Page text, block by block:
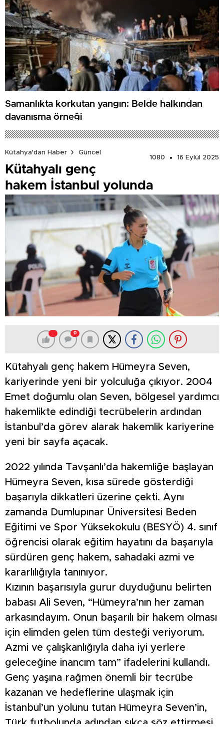
Samanlıkta korkutan yangın: Belde halkından
dayanışma örneği
Kütahya'dan Haber
Güncel
1080
16 Eylül 2025
Kütahyalı genç
hakem İstanbul yolunda
0
Kütahyalı genç hakem Hümeyra Seven,
kariyerinde yeni bir yolculuğa çıkıyor. 2004
Emet doğumlu olan Seven, bölgesel yardımcı
hakemlikte edindiği tecrübelerin ardından
İstanbul’da görev alarak hakemlik kariyerine
yeni bir sayfa açacak.
2022 yılında Tavşanlı’da hakemliğe başlayan
Hümeyra Seven, kısa sürede gösterdiği
başarıyla dikkatleri üzerine çekti. Aynı
zamanda Dumlupınar Üniversitesi Beden
Eğitimi ve Spor Yüksekokulu (BESYÖ) 4. sınıf
öğrencisi olarak eğitim hayatını da başarıyla
sürdüren genç hakem, sahadaki azmi ve
kararlılığıyla tanınıyor.
Kızının başarısıyla gurur duyduğunu belirten
babası Ali Seven, “Hümeyra’nın her zaman
arkasındayım. Onun başarılı bir hakem olması
için elimden gelen tüm desteği veriyorum.
Azmi ve çalışkanlığıyla daha iyi yerlere
geleceğine inancım tam” ifadelerini kullandı.
Genç yaşına rağmen önemli bir tecrübe
kazanan ve hedeflerine ulaşmak için
İstanbul’un yolunu tutan Hümeyra Seven’in,
Türk futbolunda adından sıkça söz ettirmesi